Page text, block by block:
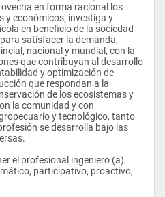
en forma racional los
y económicos; investiga y
en beneficio de la sociedad
satisfacer la demanda,
nacional y mundial, con la
que contribuyan al desarrollo
y optimización de
que respondan a la
de los ecosistemas y
la comunidad y con
y tecnológico, tanto
se desarrolla bajo las
participativo, proactivo,